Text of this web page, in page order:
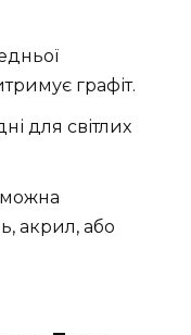
графіт.
для світлих
можна
акрил, або